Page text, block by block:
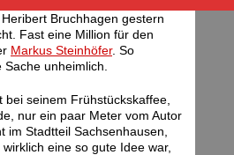
Bruchhagen gestern
Fast eine Million für den
Markus Steinhöfer. So
unheimlich.
bei seinem Frühstückskaffee,
nur ein paar Meter vom Autor
im Stadtteil Sachsenhausen,
eine so gute Idee war,